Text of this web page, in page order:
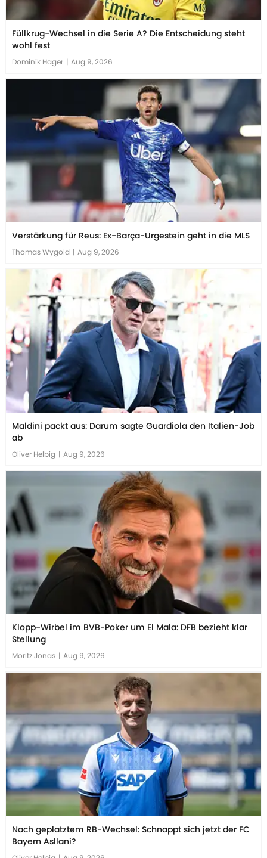
Füllkrug-Wechsel in die Serie A? Die Entscheidung steht
wohl fest
Dominik Hager | Aug 9, 2026
Verstärkung für Reus: Ex-Barça-Urgestein geht in die MLS
Thomas Wygold | Aug 9, 2026
Maldini packt aus: Darum sagte Guardiola den Italien-Job
ab
Oliver Helbig | Aug 9, 2026
Klopp-Wirbel im BVB-Poker um El Mala: DFB bezieht klar
Stellung
Moritz Jonas | Aug 9, 2026
Nach geplatztem RB-Wechsel: Schnappt sich jetzt der FC
Bayern Asllani?